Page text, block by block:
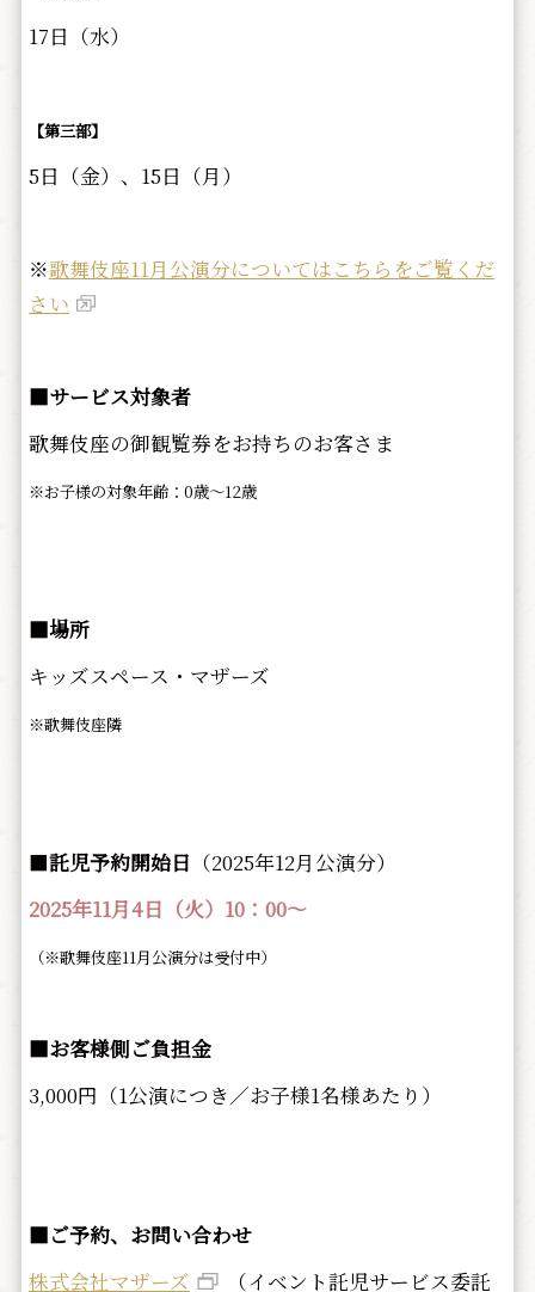
17日（水）
【第三部】
5日（金）、15日（月）
※歌舞伎座11月公演分についてはこちらをご覧くだ
さい
■サービス対象者
歌舞伎座の御観覧券をお持ちのお客さま
※お子様の対象年齢：0歳～12歳
■場所
キッズスペース・マザーズ
※歌舞伎座隣
■託児予約開始日 （2025年12月公演分）
2025年11月4日（火）10：00～
（※歌舞伎座11月公演分は受付中）
■お客様側ご負担金
3,000円（1公演につき／お子様1名様あたり）
■ご予約、お問い合わせ
株式会社マザーズ
（イベント託児サービス委託